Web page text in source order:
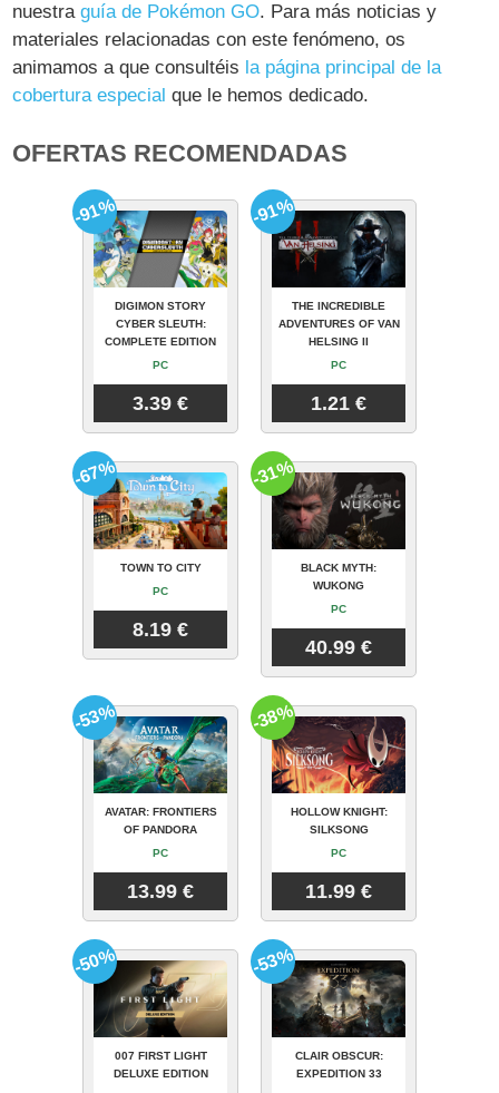
nuestraguía de Pokémon GO. Para más noticias y
materiales relacionadas con este fenómeno, os
animamos a que consultéis la página principal de la
cobertura especial que le hemos dedicado.
OFERTAS RECOMENDADAS
DIGIMON STORY
CYBER SLEUTH:
COMPLETE EDITION
PC
3.39 €
-91%
THE INCREDIBLE
ADVENTURES OF VAN
HELSING II
PC
1.21 €
-91%
TOWN TO CITY
PC
8.19 €
-67%
BLACK MYTH:
WUKONG
PC
40.99 €
-31%
AVATAR: FRONTIERS
OF PANDORA
PC
13.99 €
-53%
HOLLOW KNIGHT:
SILKSONG
PC
11.99 €
-38%
007 FIRST LIGHT
DELUXE EDITION
-50%
CLAIR OBSCUR:
EXPEDITION 33
-53%